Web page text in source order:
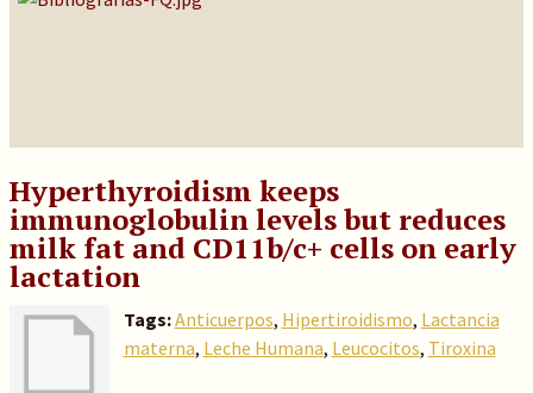
Hyperthyroidism keeps
immunoglobulin levels but reduces
milk fat and CD11b/c+ cells on early
lactation
Tags:Anticuerpos, Hipertiroidismo, Lactancia
materna, Leche Humana, Leucocitos, Tiroxina